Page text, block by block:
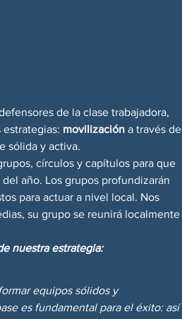
de la clase trabajadora,
movilización a través de
sólida y activa.
círculos y capítulos para que
año. Los grupos profundizarán
para actuar a nivel local. Nos
su grupo se reunirá localmente
nuestra estrategia:
equipos sólidos y
es fundamental para el éxito: así